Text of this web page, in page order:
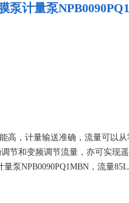
泵计量泵
高，计量输送准确，流量可以
节和变频调节流量，亦可实现
泵NPB0090PQ1MBN，流量